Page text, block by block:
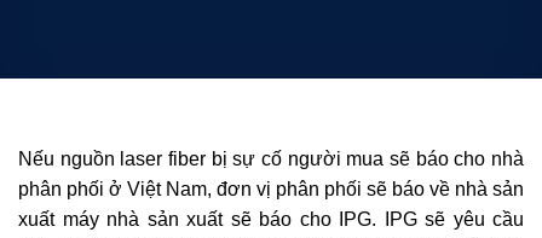
Nếu nguồn laser fiber bị sự cố người mua sẽ báo cho nhà
phân phối ở Việt Nam, đơn vị phân phối sẽ báo về nhà sản
xuất máy nhà sản xuất sẽ báo cho IPG. IPG sẽ yêu cầu